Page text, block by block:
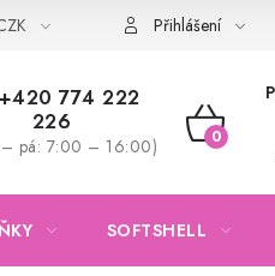
Obchodní podmínkyPřihlášení
+420 774 222
226
pá: 7:00 – 16:00)
SOFTSHELL